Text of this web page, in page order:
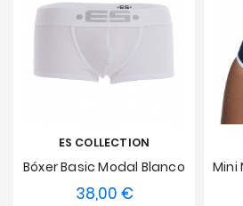
ES COLLECTION
Bóxer Basic Modal Blanco
38,00 €Precio